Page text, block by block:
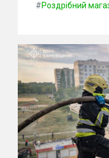
#Роздрібний